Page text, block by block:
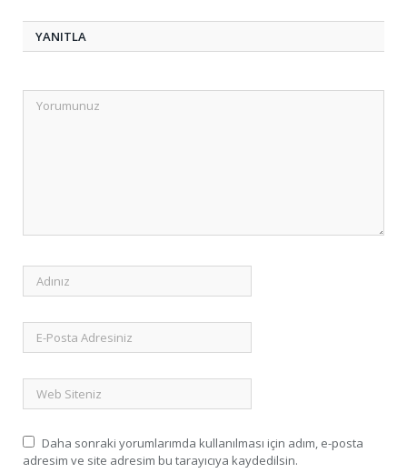
YANITLA
Daha sonraki yorumlarımda kullanılması için adım, e-posta
adresim ve site adresim bu tarayıcıya kaydedilsin.